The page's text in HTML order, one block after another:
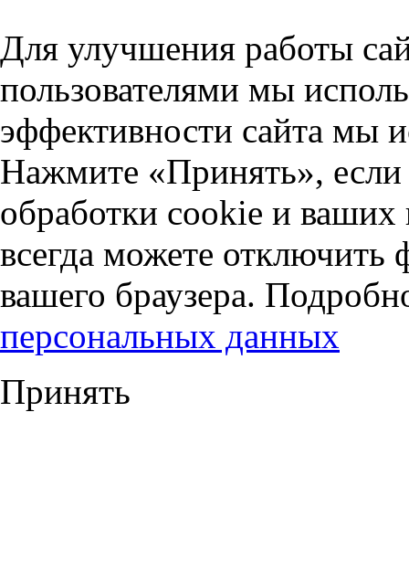
Для улучшения работы
пользователями мы
эффективности сайта мы
Нажмите «Принять», если
обработки cookie и
всегда можете отключить
вашего браузера.
персональных данных
Принять